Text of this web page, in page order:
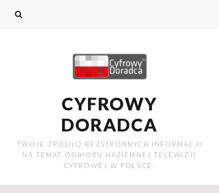
CYFROWY
DORADCA
TWOJE ŹRÓDŁO BEZSTRONNYCH INFORMACJI
NA TEMAT ODBIORU NAZIEMNEJ TELEWIZJI
CYFROWEJ W POLSCE.